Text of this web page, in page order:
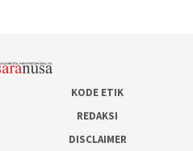
KODE ETIK
REDAKSI
DISCLAIMER